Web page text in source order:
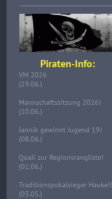
Piraten-Info:
VM 2026
(29.06.)
Mannschaftssitzung 2026!
(10.06.)
Jannik gewinnt Jugend 19!
(08.06.)
Quali zur Regionsrangliste!
(01.06.)
Traditionspokalsieger Hauke!!
(03.05.)